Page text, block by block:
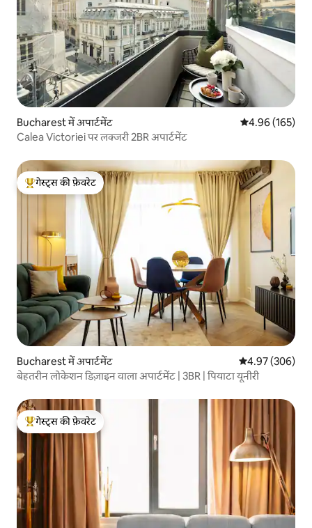
Bucharest में अपार्टमेंट औसत रेटिंग 5 में से
4.96 (165)
Calea Victoriei पर लक्जरी 2BR अपार्टमेंट
गेस्ट्स का टॉप फ़ेवरेट
गेस्ट्स की फ़ेवरेट
Bucharest में अपार्टमेंट औसत रेटिंग 5 में से
4.97 (306)
बेहतरीन लोकेशन डिज़ाइन वाला अपार्टमेंट | 3BR | पियाटा यूनीरी
गेस्ट्स का टॉप फ़ेवरेट
गेस्ट्स की फ़ेवरेट